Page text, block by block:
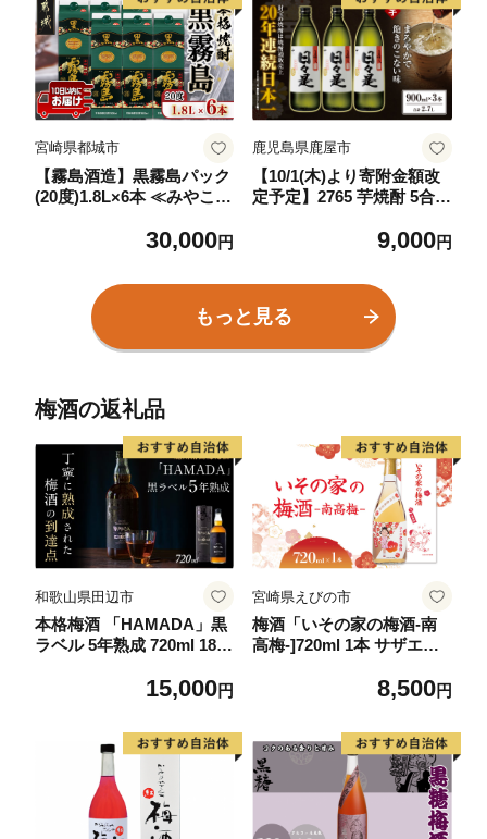
宮崎県都城市
【霧島酒造】黒霧島パック
(20度)1.8L×6本 ≪みやこん
30,000円
鹿児島県鹿屋市
【10/1(木)より寄附金額改
定予定】2765 芋焼酎 5合瓶
水仕立ての焼酎 KN021-0
9,000円
もっと見る
梅酒の返礼品
和歌山県田辺市
本格梅酒 「HAMADA」黒
ラベル 5年熟成 720ml 18
うめ 梅酒 酒 紀州産 完熟梅
15,000円
宮崎県えびの市
梅酒「いその家の梅酒-南
高梅-]720ml 1本 サザエさ
12度 宮崎県産 九州産 えび
本格梅酒 送料無料
8,500円